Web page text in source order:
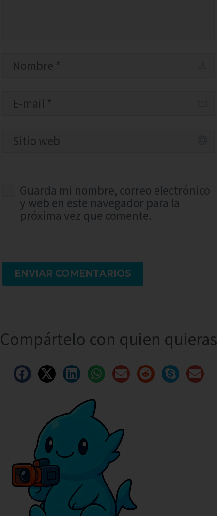
Guarda mi nombre, correo electrónico
y web en este navegador para la
próxima vez que comente.
ENVIAR COMENTARIOS
Compártelo con quien quieras